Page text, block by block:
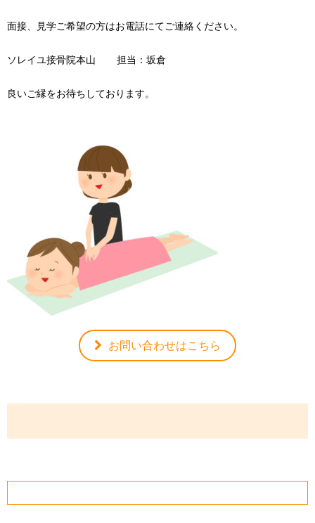
面接、見学ご希望の方はお電話にてご連絡ください。
ソレイユ接骨院本山 担当：坂倉
良いご縁をお待ちしております。
お問い合わせはこちら